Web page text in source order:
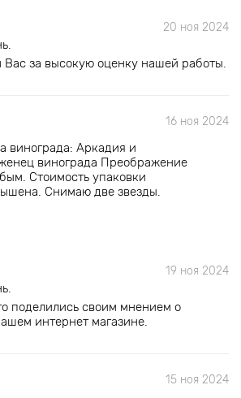
20 ноя 2024
Вас за высокую оценку нашей работы.
16 ноя 2024
винограда: Аркадия и
винограда Преображение
Стоимость упаковки
Снимаю две звезды.
19 ноя 2024
поделились своим мнением о
интернет магазине.
15 ноя 2024